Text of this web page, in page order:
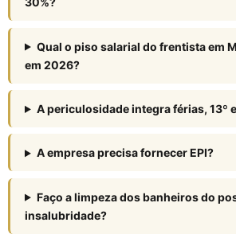
Qual o piso salarial do frentista em
em 2026?
A periculosidade integra férias, 13º
A empresa precisa fornecer EPI?
Faço a limpeza dos banheiros do
insalubridade?